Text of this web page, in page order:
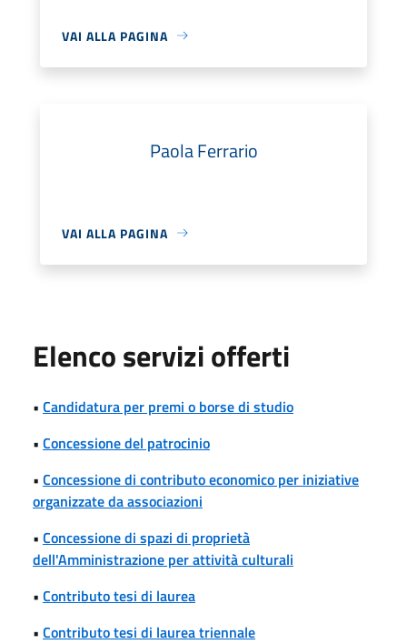
VAI ALLA PAGINA
Paola Ferrario
VAI ALLA PAGINA
Elenco servizi offerti
• Candidatura per premi o borse di studio
• Concessione del patrocinio
• Concessione di contributo economico per iniziative
organizzate da associazioni
• Concessione di spazi di proprietà
dell'Amministrazione per attività culturali
• Contributo tesi di laurea
• Contributo tesi di laurea triennale